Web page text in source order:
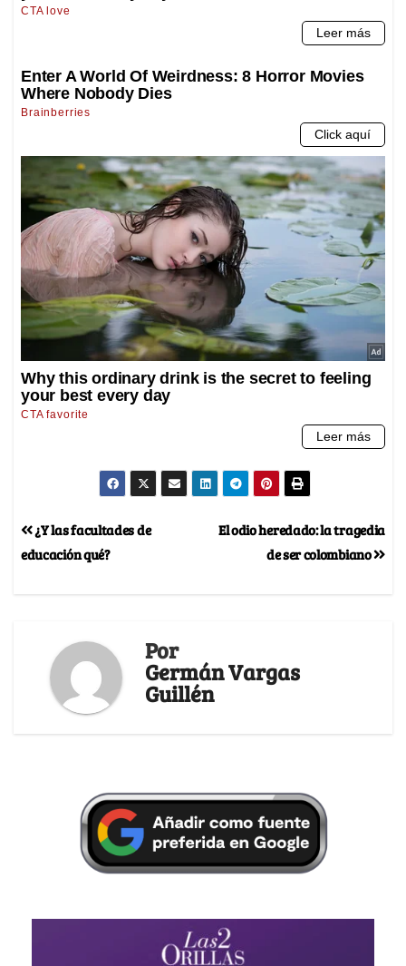
El odio heredado: la tragedia
de ser colombiano
¿Y las facultades de
educación qué?
Por
Germán Vargas
Guillén